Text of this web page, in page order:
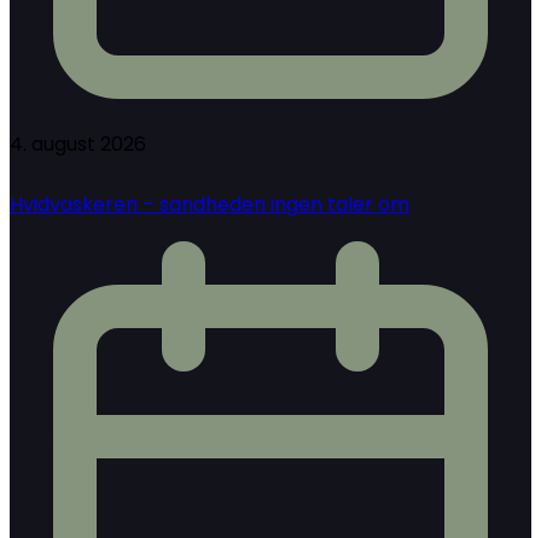
4. august 2026
Hvidvaskeren – sandheden ingen taler om